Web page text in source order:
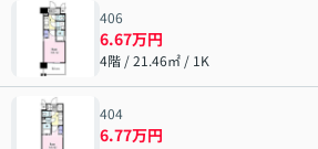
406
6.67万円
4階 / 21.46㎡ / 1K
404
6.77万円